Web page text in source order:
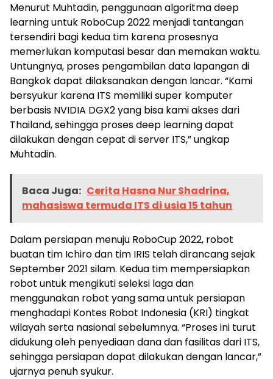
Menurut Muhtadin, penggunaan algoritma deep
learning untuk RoboCup 2022 menjadi tantangan
tersendiri bagi kedua tim karena prosesnya
memerlukan komputasi besar dan memakan waktu.
Untungnya, proses pengambilan data lapangan di
Bangkok dapat dilaksanakan dengan lancar. “Kami
bersyukur karena ITS memiliki super komputer
berbasis NVIDIA DGX2 yang bisa kami akses dari
Thailand, sehingga proses deep learning dapat
dilakukan dengan cepat di server ITS,” ungkap
Muhtadin.
Baca Juga: Cerita Hasna Nur Shadrina,
mahasiswa termuda ITS di usia 15 tahun
Dalam persiapan menuju RoboCup 2022, robot
buatan tim Ichiro dan tim IRIS telah dirancang sejak
September 2021 silam. Kedua tim mempersiapkan
robot untuk mengikuti seleksi laga dan
menggunakan robot yang sama untuk persiapan
menghadapi Kontes Robot Indonesia (KRI) tingkat
wilayah serta nasional sebelumnya. “Proses ini turut
didukung oleh penyediaan dana dan fasilitas dari ITS,
sehingga persiapan dapat dilakukan dengan lancar,”
ujarnya penuh syukur.